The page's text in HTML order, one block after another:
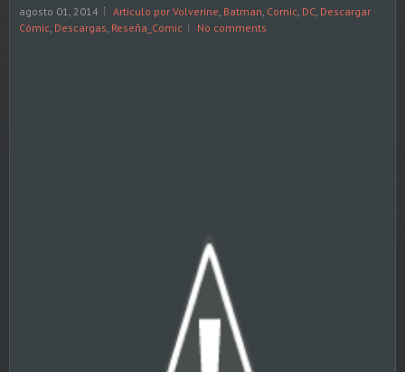
agosto 01, 2014 Articulo por Volverine, Batman, Comic, DC, Descargar
Cómic, Descargas, Reseña_Comic No comments